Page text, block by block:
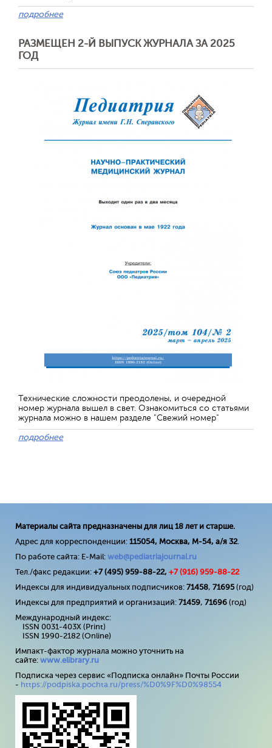
подробнее
РАЗМЕЩЕН 2-Й ВЫПУСК ЖУРНАЛА ЗА 2025
ГОД
Технические сложности преодолены, и очередной
номер журнала вышел в свет. Ознакомиться со статьями
журнала можно в нашем разделе "Свежий номер"
подробнее
Материалы сайта предназначены для лиц 18 лет и старше.
Адрес для корреспонденции: 115054, Москва, М-54, а/я 32.
По работе сайта: E-Mail: web@pediatriajournal.ru
Тел./факс редакции: +7 (495) 959-88-22, +7 (916) 959-88-22
Индексы для индивидуальных подписчиков: 71458, 71695(год)
Индексы для предприятий и организаций: 71459, 71696 (год)
Международный индекс:
ISSN 0031-403X (Print)
ISSN 1990-2182 (Online)
Импакт-фактор журнала можно уточнить на
сайте: www.elibrary.ru
Подписка через сервис «Подписка онлайн» Почты России
- https://podpiska.pochta.ru/press/%D0%9F%D0%98554